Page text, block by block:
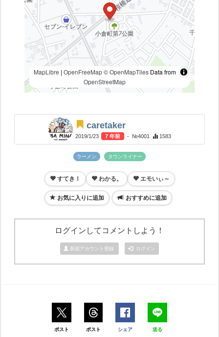
MapLibre | OpenFreeMap © OpenMapTilesData from
OpenStreetMap
caretaker
2019/1/23 7 年前 - №4001 1583
ラーメン タウンライナー
すてき！ わかる。 エモいぃ～
お気に入りに追加 おすすめに追加
ログインしてコメントしよう！
新規アカウント登録 ログイン
ポスト ポスト シェア 送る